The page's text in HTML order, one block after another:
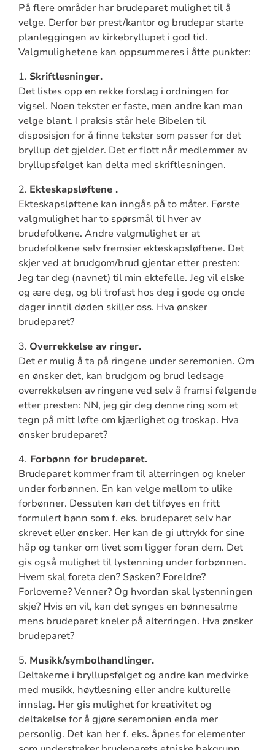
På flere områder har brudeparet mulighet til å
velge. Derfor bør prest/kantor og brudepar starte
planleggingen av kirkebryllupet i god tid.
Valgmulighetene kan oppsummeres i åtte punkter:
1. Skriftlesninger.
Det listes opp en rekke forslag i ordningen for
vigsel. Noen tekster er faste, men andre kan man
velge blant. I praksis står hele Bibelen til
disposisjon for å finne tekster som passer for det
bryllup det gjelder. Det er flott når medlemmer av
bryllupsfølget kan delta med skriftlesningen.
2. Ekteskapsløftene .
Ekteskapsløftene kan inngås på to måter. Første
valgmulighet har to spørsmål til hver av
brudefolkene. Andre valgmulighet er at
brudefolkene selv fremsier ekteskapsløftene. Det
skjer ved at brudgom/brud gjentar etter presten:
Jeg tar deg (navnet) til min ektefelle. Jeg vil elske
og ære deg, og bli trofast hos deg i gode og onde
dager inntil døden skiller oss. Hva ønsker
brudeparet?
3. Overrekkelse av ringer.
Det er mulig å ta på ringene under seremonien. Om
en ønsker det, kan brudgom og brud ledsage
overrekkelsen av ringene ved selv å framsi følgende
etter presten: NN, jeg gir deg denne ring som et
tegn på mitt løfte om kjærlighet og troskap. Hva
ønsker brudeparet?
4. Forbønn for brudeparet.
Brudeparet kommer fram til alterringen og kneler
under forbønnen. En kan velge mellom to ulike
forbønner. Dessuten kan det tilføyes en fritt
formulert bønn som f. eks. brudeparet selv har
skrevet eller ønsker. Her kan de gi uttrykk for sine
håp og tanker om livet som ligger foran dem. Det
gis også mulighet til lystenning under forbønnen.
Hvem skal foreta den? Søsken? Foreldre?
Forloverne? Venner? Og hvordan skal lystenningen
skje? Hvis en vil, kan det synges en bønnesalme
mens brudeparet kneler på alterringen. Hva ønsker
brudeparet?
5. Musikk/symbolhandlinger.
Deltakerne i bryllupsfølget og andre kan medvirke
med musikk, høytlesning eller andre kulturelle
innslag. Her gis mulighet for kreativitet og
deltakelse for å gjøre seremonien enda mer
personlig. Det kan her f. eks. åpnes for elementer